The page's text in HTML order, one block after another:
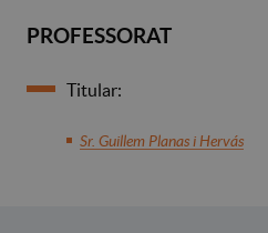
PROFESSORAT
Titular:
Sr. Guillem Planas i Hervás